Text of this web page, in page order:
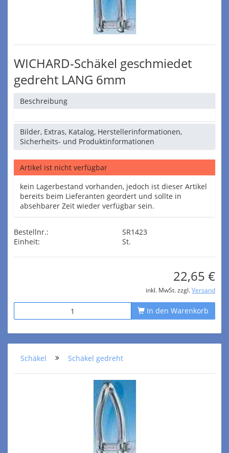
WICHARD-Schäkel geschmiedet
gedreht LANG 6mm
Beschreibung
Bilder, Extras, Katalog, Herstellerinformationen,
Sicherheits- und Produktinformationen
Artikel ist nicht verfügbar
kein Lagerbestand vorhanden, jedoch ist dieser Artikel
bereits beim Lieferanten geordert und sollte in
absehbarer Zeit wieder verfügbar sein.
Bestellnr.:
SR1423
Einheit:
St.
22,65 €
inkl. MwSt. zzgl. Versand
In den Warenkorb
Schäkel Schäkel gedreht